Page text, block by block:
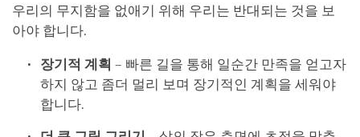
우리의 무지함을 없애기 위해 우리는 반대되는 것을 보
아야 합니다.
장기적 계획 – 빠른 길을 통해 일순간 만족을 얻고자
하지 않고 좀더 멀리 보며 장기적인 계획을 세워야
합니다.